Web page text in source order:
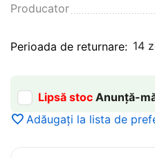
Producator
Perioada de returnare: 14
Lipsă stoc Anunță-
Adăugați la lista de